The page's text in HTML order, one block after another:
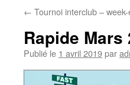
← Tournoi interclub –
Rapide Mars
Publié le 1 avril 2019par